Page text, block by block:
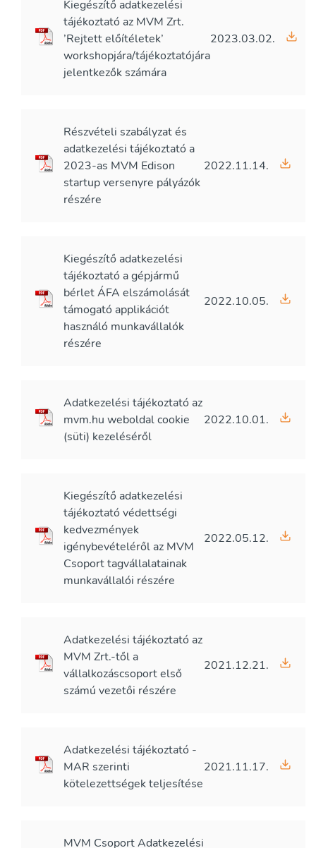
Kiegészítő adatkezelési
tájékoztató az MVM Zrt.
’Rejtett előítéletek’
workshopjára/tájékoztatójára
jelentkezők számára
2023.03.02.
Részvételi szabályzat és
adatkezelési tájékoztató a
2023-as MVM Edison
startup versenyre pályázók
részére
2022.11.14.
Kiegészítő adatkezelési
tájékoztató a gépjármű
bérlet ÁFA elszámolását
támogató applikációt
használó munkavállalók
részére
2022.10.05.
Adatkezelési tájékoztató az
mvm.hu weboldal cookie
(süti) kezeléséről
2022.10.01.
Kiegészítő adatkezelési
tájékoztató védettségi
kedvezmények
igénybevételéről az MVM
Csoport tagvállalatainak
munkavállalói részére
2022.05.12.
Adatkezelési tájékoztató az
MVM Zrt.-től a
vállalkozáscsoport első
számú vezetői részére
2021.12.21.
Adatkezelési tájékoztató -
MAR szerinti
kötelezettségek teljesítése
2021.11.17.
MVM Csoport Adatkezelési